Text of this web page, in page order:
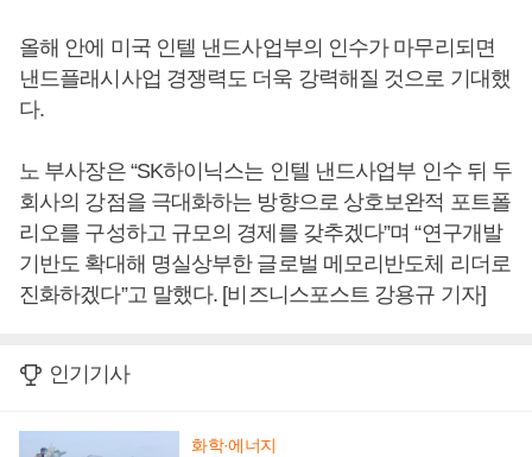
올해 안에 미국 인텔 낸드사업부의 인수가 마무리되면
낸드플래시사업 경쟁력도 더욱 강력해질 것으로 기대했
다.
노 부사장은 “SK하이닉스는 인텔 낸드사업부 인수 뒤 두
회사의 강점을 극대화하는 방향으로 상호보완적 포트폴
리오를 구성하고 규모의 경제를 갖추겠다”며 “연구개발
기반도 확대해 명실상부한 글로벌 메모리반도체 리더로
진화하겠다”고 말했다. [비즈니스포스트 강용규 기자]
인기기사
화학·에너지